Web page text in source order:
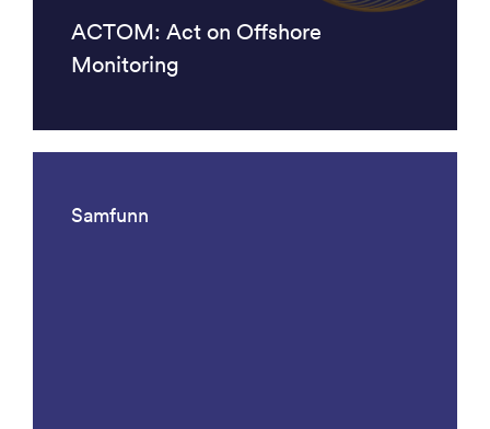
ACTOM: Act on Offshore
Monitoring
Samfunn